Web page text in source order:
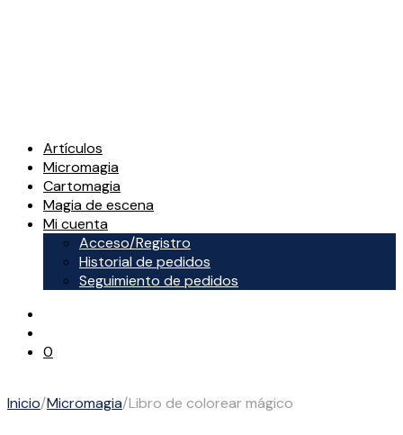
Artículos
Micromagia
Cartomagia
Magia de escena
Mi cuenta
Acceso/Registro
Historial de pedidos
Seguimiento de pedidos
0
Inicio/Micromagia/Libro de colorear mágico